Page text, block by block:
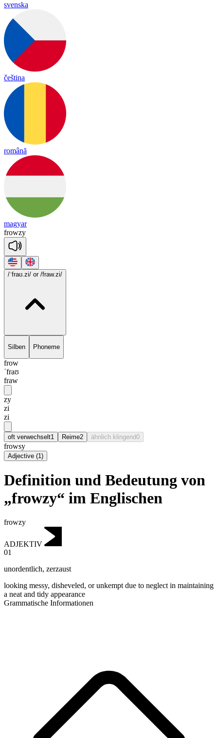
svenska
čeština
română
magyar
frowzy
/ˈfraʊ.zi/ or /fraw.zi/
Silben Phoneme
frow
ˈfraʊ
fraw
zy
zi
zi
oft verwechselt1 Reime2 ähnlich klingend0
frowsy
Adjective (1)
Definition und Bedeutung von
„frowzy“ im Englischen
frowzy
ADJEKTIV
01
unordentlich, zerzaust
looking messy, disheveled, or unkempt due to neglect in maintaining
a neat and tidy appearance
Grammatische Informationen